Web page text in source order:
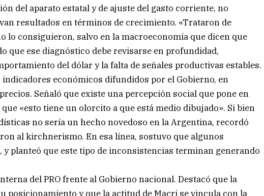
del aparato estatal y de ajuste del gasto corriente, no
resultados en términos de crecimiento. «Trataron de
lo consiguieron, salvo en la macroeconomía que dicen que
que ese diagnóstico debe revisarse en profundidad,
del dólar y la falta de señales productivas estables.
económicos difundidos por el Gobierno, en
Señaló que existe una percepción social que pone en
«esto tiene un olorcito a que está medio dibujado». Si bien
no sería un hecho novedoso en la Argentina, recordó
al kirchnerismo. En esa línea, sostuvo que algunos
planteó que este tipo de inconsistencias terminan generando
del PRO frente al Gobierno nacional. Destacó que la
posicionamiento y que la actitud de Macri se vincula con la